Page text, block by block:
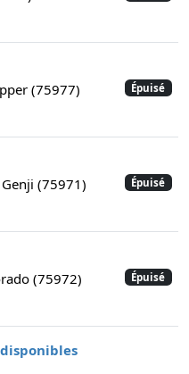
Épuisé
(75977)
Épuisé
(75971)
Épuisé
(75972)